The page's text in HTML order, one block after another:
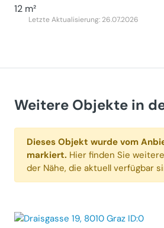
12 m²
Letzte Aktualisierung: 26.07.2026
Weitere Objekte in
Dieses Objekt wurde vom
markiert. Hier finden Sie
der Nähe, die aktuell verfügbar